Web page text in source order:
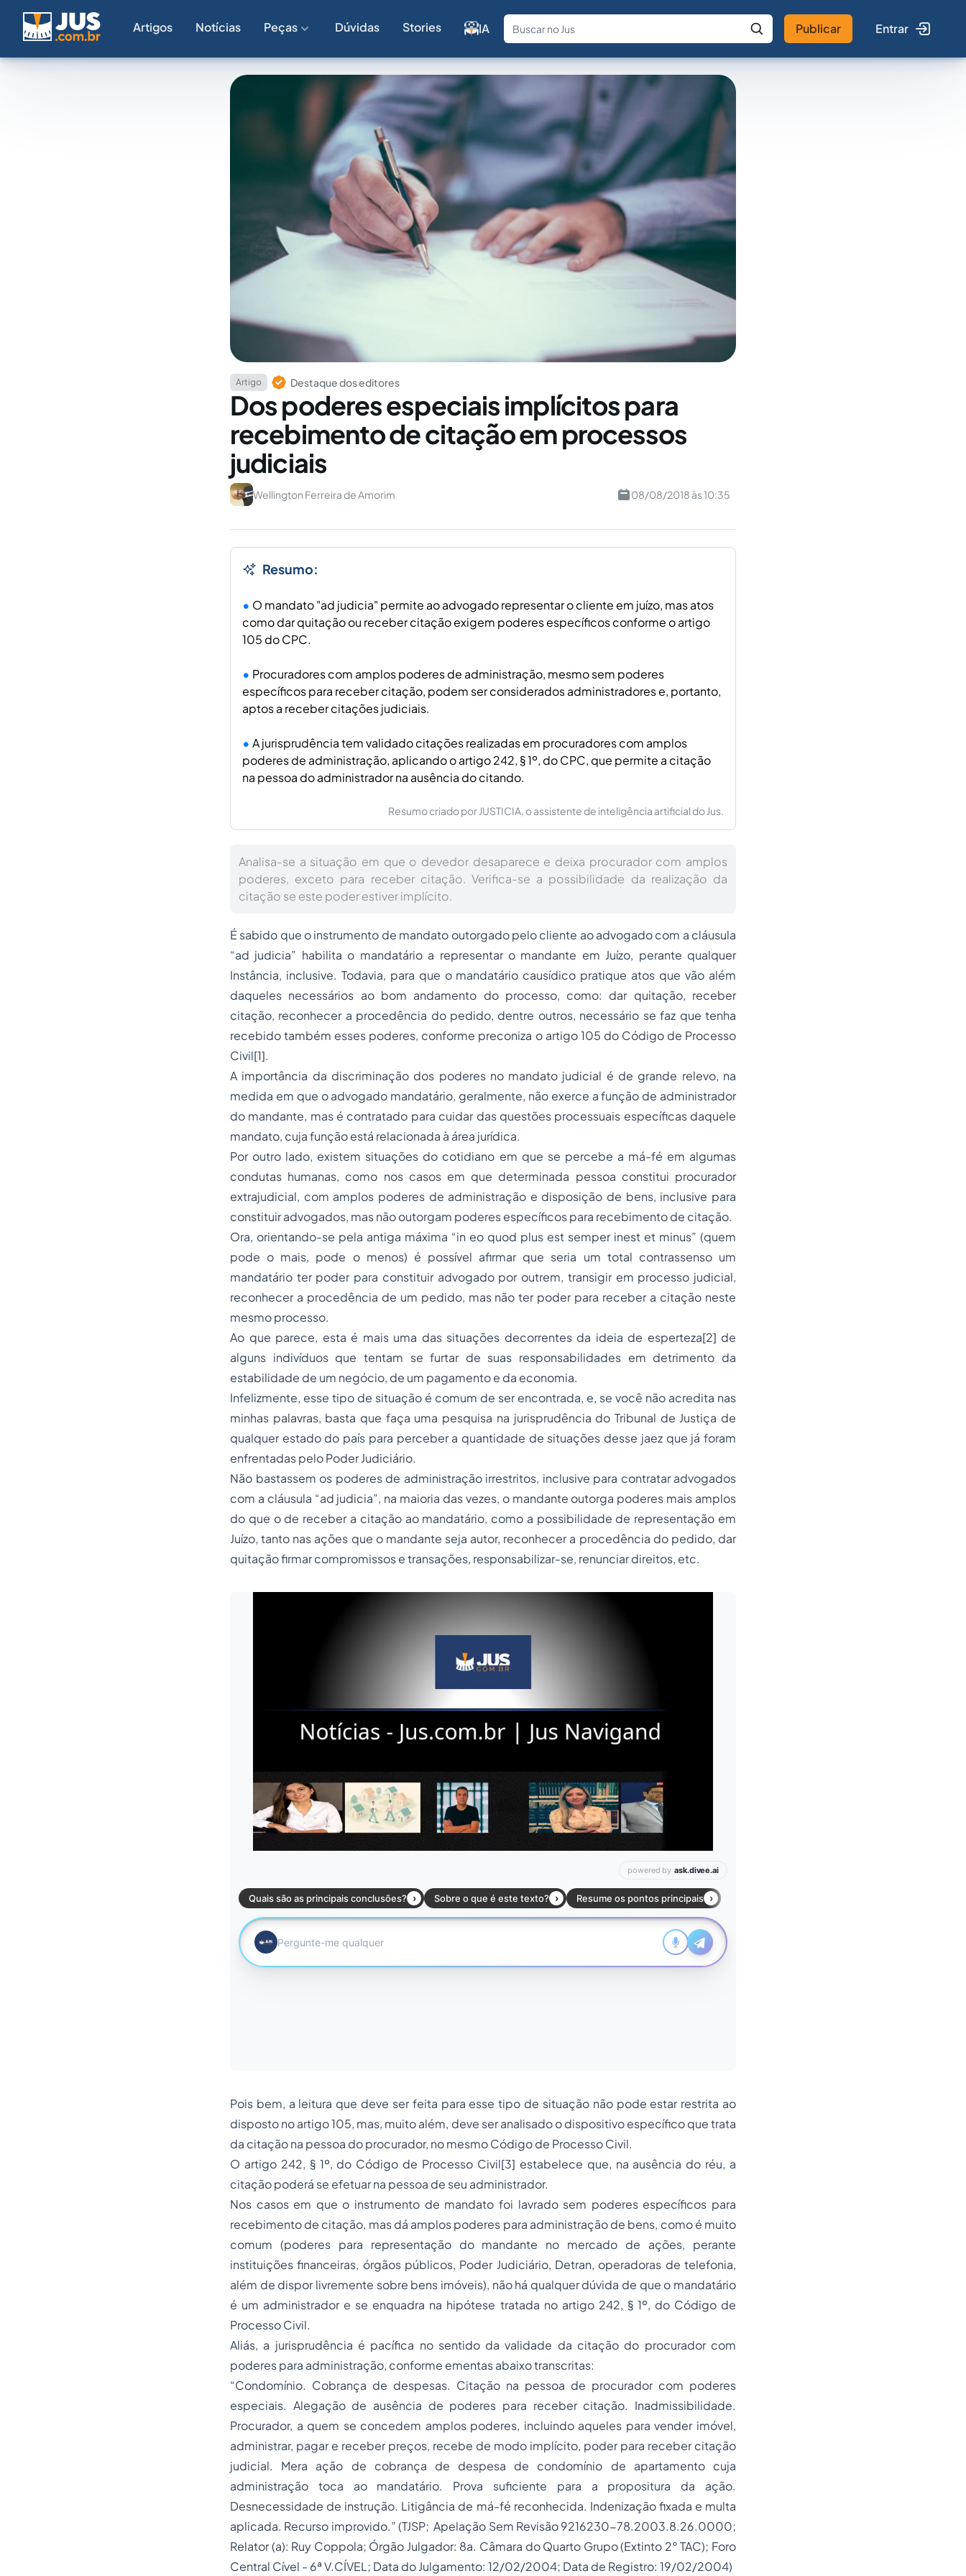
Artigos Notícias Peças Dúvidas Stories IA
Fale com a IA Buscar no Jus
Publicar Entrar
Artigo Destaque dos editores
Dos poderes especiais implícitos para
recebimento de citação em processos
judiciais
Wellington Ferreira de Amorim 08/08/2018 às 10:35
Resumo:
O mandato "ad judicia" permite ao advogado representar o cliente em juízo, mas atos
como dar quitação ou receber citação exigem poderes específicos conforme o artigo
105 do CPC.
Procuradores com amplos poderes de administração, mesmo sem poderes
específicos para receber citação, podem ser considerados administradores e, portanto,
aptos a receber citações judiciais.
A jurisprudência tem validado citações realizadas em procuradores com amplos
poderes de administração, aplicando o artigo 242, § 1º, do CPC, que permite a citação
na pessoa do administrador na ausência do citando.
Resumo criado por JUSTICIA, o assistente de inteligência artificial do Jus.
Analisa-se a situação em que o devedor desaparece e deixa procurador com amplos
poderes, exceto para receber citação. Verifica-se a possibilidade da realização da
citação se este poder estiver implícito.
É sabido que o instrumento de mandato outorgado pelo cliente ao advogado com a cláusula
“ad judicia” habilita o mandatário a representar o mandante em Juízo, perante qualquer
Instância, inclusive. Todavia, para que o mandatário causídico pratique atos que vão além
daqueles necessários ao bom andamento do processo, como: dar quitação, receber
citação, reconhecer a procedência do pedido, dentre outros, necessário se faz que tenha
recebido também esses poderes, conforme preconiza o artigo 105 do Código de Processo
Civil[1].
A importância da discriminação dos poderes no mandato judicial é de grande relevo, na
medida em que o advogado mandatário, geralmente, não exerce a função de administrador
do mandante, mas é contratado para cuidar das questões processuais específicas daquele
mandato, cuja função está relacionada à área jurídica.
Por outro lado, existem situações do cotidiano em que se percebe a má-fé em algumas
condutas humanas, como nos casos em que determinada pessoa constitui procurador
extrajudicial, com amplos poderes de administração e disposição de bens, inclusive para
constituir advogados, mas não outorgam poderes específicos para recebimento de citação.
Ora, orientando-se pela antiga máxima “in eo quod plus est semper inest et minus” (quem
pode o mais, pode o menos) é possível afirmar que seria um total contrassenso um
mandatário ter poder para constituir advogado por outrem, transigir em processo judicial,
reconhecer a procedência de um pedido, mas não ter poder para receber a citação neste
mesmo processo.
Ao que parece, esta é mais uma das situações decorrentes da ideia de esperteza[2] de
alguns indivíduos que tentam se furtar de suas responsabilidades em detrimento da
estabilidade de um negócio, de um pagamento e da economia.
Infelizmente, esse tipo de situação é comum de ser encontrada, e, se você não acredita nas
minhas palavras, basta que faça uma pesquisa na jurisprudência do Tribunal de Justiça de
qualquer estado do país para perceber a quantidade de situações desse jaez que já foram
enfrentadas pelo Poder Judiciário.
Não bastassem os poderes de administração irrestritos, inclusive para contratar advogados
com a cláusula “ad judicia”, na maioria das vezes, o mandante outorga poderes mais amplos
do que o de receber a citação ao mandatário, como a possibilidade de representação em
Juízo, tanto nas ações que o mandante seja autor, reconhecer a procedência do pedido, dar
quitação firmar compromissos e transações, responsabilizar-se, renunciar direitos, etc.
Pois bem, a leitura que deve ser feita para esse tipo de situação não pode estar restrita ao
disposto no artigo 105, mas, muito além, deve ser analisado o dispositivo específico que trata
da citação na pessoa do procurador, no mesmo Código de Processo Civil.
O artigo 242, § 1º, do Código de Processo Civil[3] estabelece que, na ausência do réu, a
citação poderá se efetuar na pessoa de seu administrador.
Nos casos em que o instrumento de mandato foi lavrado sem poderes específicos para
recebimento de citação, mas dá amplos poderes para administração de bens, como é muito
comum (poderes para representação do mandante no mercado de ações, perante
instituições financeiras, órgãos públicos, Poder Judiciário, Detran, operadoras de telefonia,
além de dispor livremente sobre bens imóveis), não há qualquer dúvida de que o mandatário
é um administrador e se enquadra na hipótese tratada no artigo 242, § 1º, do Código de
Processo Civil.
Aliás, a jurisprudência é pacífica no sentido da validade da citação do procurador com
poderes para administração, conforme ementas abaixo transcritas:
“Condomínio. Cobrança de despesas. Citação na pessoa de procurador com poderes
especiais. Alegação de ausência de poderes para receber citação. Inadmissibilidade.
Procurador, a quem se concedem amplos poderes, incluindo aqueles para vender imóvel,
administrar, pagar e receber preços, recebe de modo implícito, poder para receber citação
judicial. Mera ação de cobrança de despesa de condomínio de apartamento cuja
administração toca ao mandatário. Prova suficiente para a propositura da ação.
Desnecessidade de instrução. Litigância de má-fé reconhecida. Indenização fixada e multa
aplicada. Recurso improvido.” (TJSP; Apelação Sem Revisão 9216230-78.2003.8.26.0000;
Relator (a): Ruy Coppola; Órgão Julgador: 8a. Câmara do Quarto Grupo (Extinto 2° TAC); Foro
Central Cível - 6ª V.CÍVEL; Data do Julgamento: 12/02/2004; Data de Registro: 19/02/2004)